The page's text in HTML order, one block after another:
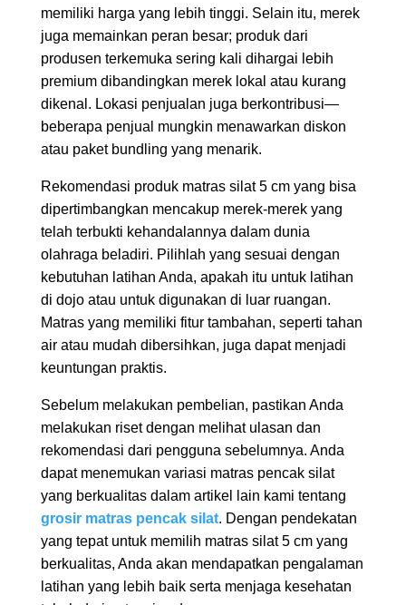
memiliki harga yang lebih tinggi. Selain itu, merek
juga memainkan peran besar; produk dari
produsen terkemuka sering kali dihargai lebih
premium dibandingkan merek lokal atau kurang
dikenal. Lokasi penjualan juga berkontribusi—
beberapa penjual mungkin menawarkan diskon
atau paket bundling yang menarik.
Rekomendasi produk matras silat 5 cm yang bisa
dipertimbangkan mencakup merek-merek yang
telah terbukti kehandalannya dalam dunia
olahraga beladiri. Pilihlah yang sesuai dengan
kebutuhan latihan Anda, apakah itu untuk latihan
di dojo atau untuk digunakan di luar ruangan.
Matras yang memiliki fitur tambahan, seperti tahan
air atau mudah dibersihkan, juga dapat menjadi
keuntungan praktis.
Sebelum melakukan pembelian, pastikan Anda
melakukan riset dengan melihat ulasan dan
rekomendasi dari pengguna sebelumnya. Anda
dapat menemukan variasi matras pencak silat
yang berkualitas dalam artikel lain kami tentang
grosir matras pencak silat. Dengan pendekatan
yang tepat untuk memilih matras silat 5 cm yang
berkualitas, Anda akan mendapatkan pengalaman
latihan yang lebih baik serta menjaga kesehatan